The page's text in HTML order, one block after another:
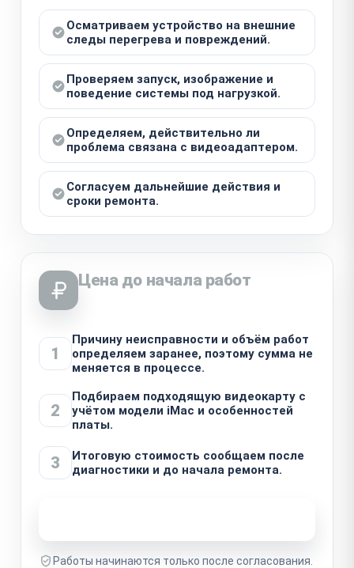
Осматриваем устройство на внешние
следы перегрева и повреждений.
Проверяем запуск, изображение и
поведение системы под нагрузкой.
Определяем, действительно ли
проблема связана с видеоадаптером.
Согласуем дальнейшие действия и
сроки ремонта.
Цена до начала работ
1
Причину неисправности и объём работ
определяем заранее, поэтому сумма не
меняется в процессе.
2
Подбираем подходящую видеокарту с
учётом модели iMac и особенностей
платы.
3
Итоговую стоимость сообщаем после
диагностики и до начала ремонта.
Работы начинаются только после согласования.